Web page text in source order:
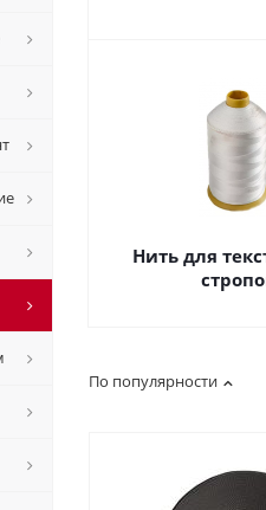
Нить для
По популярности